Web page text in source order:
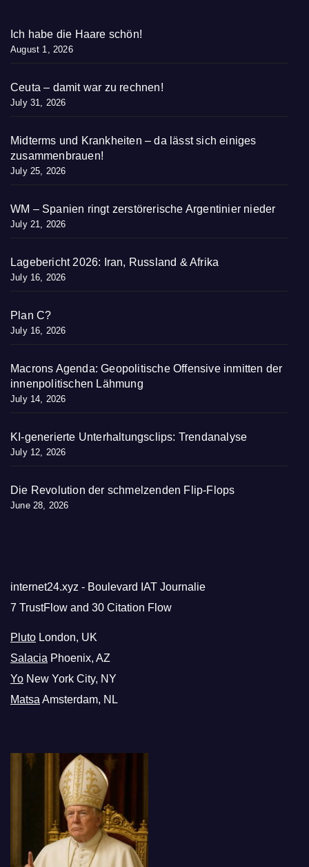
Ich habe die Haare schön!
August 1, 2026
Ceuta – damit war zu rechnen!
July 31, 2026
Midterms und Krankheiten – da lässt sich einiges
zusammenbrauen!
July 25, 2026
WM – Spanien ringt zerstörerische Argentinier nieder
July 21, 2026
Lagebericht 2026: Iran, Russland & Afrika
July 16, 2026
Plan C?
July 16, 2026
Macrons Agenda: Geopolitische Offensive inmitten der
innenpolitischen Lähmung
July 14, 2026
KI-generierte Unterhaltungsclips: Trendanalyse
July 12, 2026
Die Revolution der schmelzenden Flip-Flops
June 28, 2026
internet24.xyz - Boulevard IAT Journalie
7 TrustFlow and 30 Citation Flow
Pluto London, UK
Salacia Phoenix, AZ
Yo New York City, NY
Matsa Amsterdam, NL